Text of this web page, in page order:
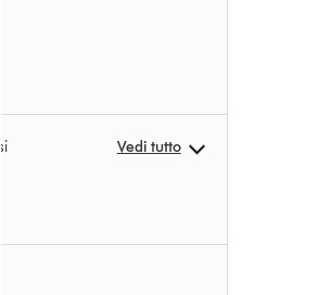
Vedi tutto